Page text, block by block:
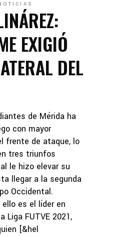
EXIGIÓ
DEL
de Mérida ha
con mayor
frente de ataque, lo
tres triunfos
le hizo elevar su
llegar a la segunda
Occidental.
es el líder en
Liga FUTVE 2021,
[&hel